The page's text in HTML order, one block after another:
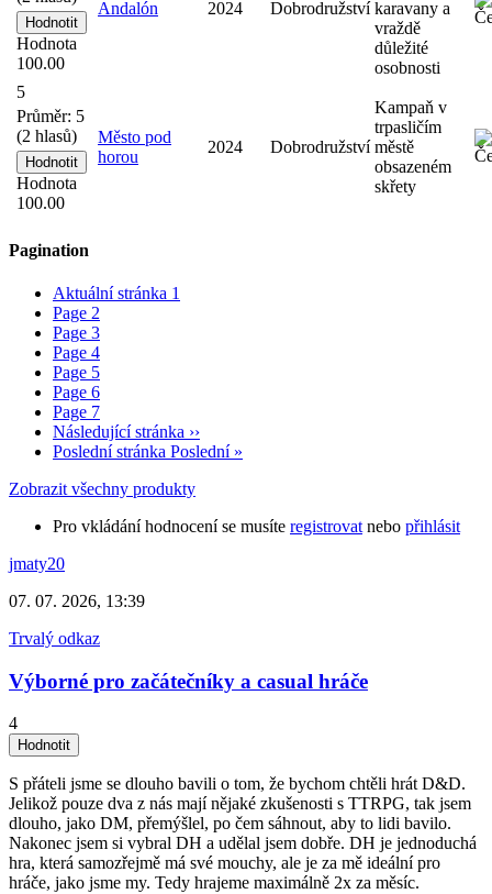
Hodnota
100.00
Andalón 2024 Dobrodružství karavany a
vraždě
důležité
osobnosti
5
Průměr: 5
(2 hlasů)
Hodnota
100.00
Město pod
horou
2024 Dobrodružství
Kampaň v
trpasličím
městě
obsazeném
skřety
Pagination
Aktuální stránka 1
Page 2
Page 3
Page 4
Page 5
Page 6
Page 7
Následující stránka ››
Poslední stránka Poslední »
Zobrazit všechny produkty
Pro vkládání hodnocení se musíte registrovat nebo přihlásit
jmaty20
07. 07. 2026, 13:39
Trvalý odkaz
Výborné pro začátečníky a casual hráče
4
S přáteli jsme se dlouho bavili o tom, že bychom chtěli hrát D&D.
Jelikož pouze dva z nás mají nějaké zkušenosti s TTRPG, tak jsem
dlouho, jako DM, přemýšlel, po čem sáhnout, aby to lidi bavilo.
Nakonec jsem si vybral DH a udělal jsem dobře. DH je jednoduchá
hra, která samozřejmě má své mouchy, ale je za mě ideální pro
hráče, jako jsme my. Tedy hrajeme maximálně 2x za měsíc.